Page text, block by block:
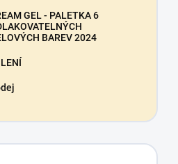
GEL - PALETKA 6
BAREV 2024